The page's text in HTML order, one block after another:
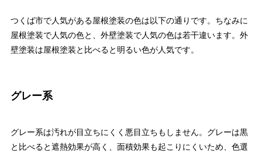
つくば市で人気がある屋根塗装の色は以下の通りです。ちなみに
屋根塗装で人気の色と、外壁塗装で人気の色は若干違います。外
壁塗装は屋根塗装と比べると明るい色が人気です。
グレー系
グレー系は汚れが目立ちにくく悪目立ちもしません。グレーは黒
と比べると遮熱効果が高く、面積効果も起こりにくいため、色選